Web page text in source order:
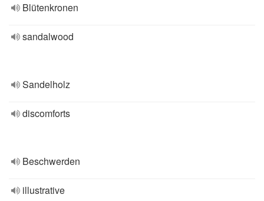
Blütenkronen
sandalwood
Sandelholz
discomforts
Beschwerden
illustrative